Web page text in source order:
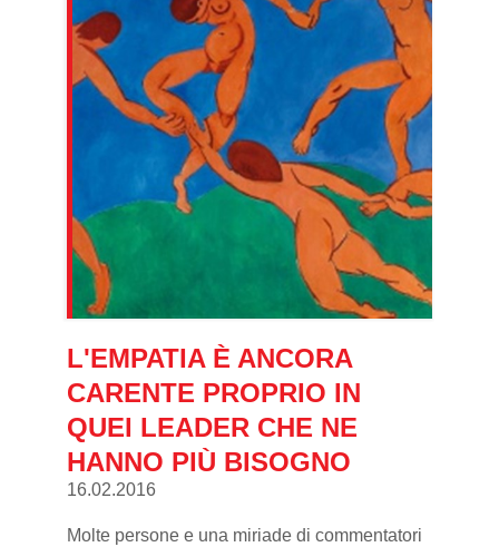
L'EMPATIA È ANCORA
CARENTE PROPRIO IN
QUEI LEADER CHE NE
HANNO PIÙ BISOGNO
16.02.2016
Molte persone e una miriade di commentatori